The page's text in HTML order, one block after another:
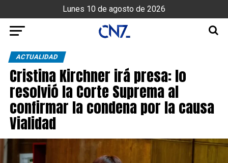
Lunes 10 de agosto de 2026
ACTUALIDAD
Cristina Kirchner irá presa: lo
resolvió la Corte Suprema al
confirmar la condena por la causa
Vialidad